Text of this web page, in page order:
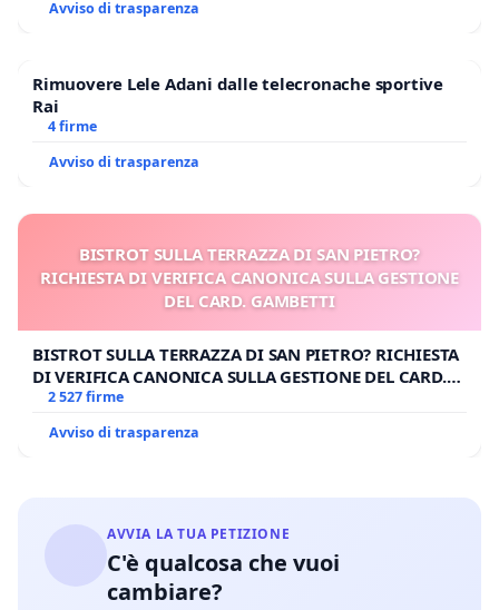
Avviso di trasparenza
Rimuovere Lele Adani dalle telecronache sportive
Rai
4 firme
Avviso di trasparenza
BISTROT SULLA TERRAZZA DI SAN PIETRO?
RICHIESTA DI VERIFICA CANONICA SULLA GESTIONE
DEL CARD. GAMBETTI
BISTROT SULLA TERRAZZA DI SAN PIETRO? RICHIESTA
DI VERIFICA CANONICA SULLA GESTIONE DEL CARD.
GAMBETTI
2 527 firme
Avviso di trasparenza
AVVIA LA TUA PETIZIONE
C'è qualcosa che vuoi
cambiare?